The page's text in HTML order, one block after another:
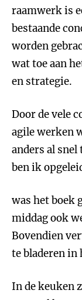
raamwerk is
bestaande
worden
wat toe aan
en strategie.
Door de vele
agile werken
anders al
ben ik
was het boek
middag ook
Bovendien
te bladeren in
In de keuken